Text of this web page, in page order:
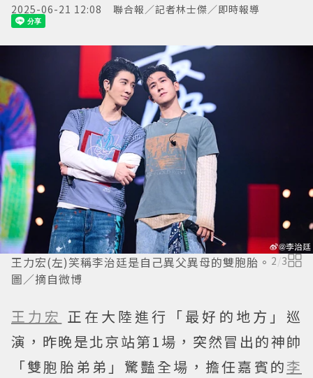
2025-06-21 12:08 聯合報／記者林士傑／即時報導
王力宏(左)笑稱李治廷是自己異父異母的雙胞胎。
圖／摘自微博
2/3
王力宏 正在大陸進行「最好的地方」巡
演，昨晚是北京站第1場，突然冒出的神帥
「雙胞胎弟弟」驚豔全場，擔任嘉賓的李